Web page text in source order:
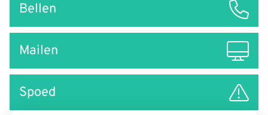
Bellen
Mailen
Spoed